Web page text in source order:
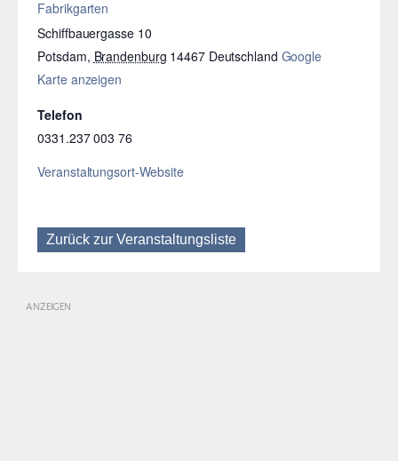
Fabrikgarten
Schiffbauergasse 10
Potsdam, Brandenburg 14467 Deutschland Google
Karte anzeigen
Telefon
0331.237 003 76
Veranstaltungsort-Website
Zurück zur Veranstaltungsliste
ANZEIGEN